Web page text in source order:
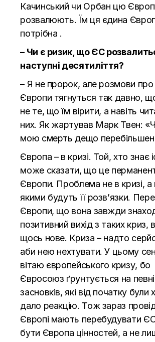
Качинський чи Орбан цю
розвалюють. Їм ця єдина
потрібна .
– Чи є ризик, що ЄС
наступні десятиліття?
– Я не пророк, але розмови
Європи тягнуться так давно,
не те, що їм вірити, а навіть
них. Як жартував Марк Твен:
мою смерть дещо
Європа – в кризі. Той, хто знає
може сказати, що це
Європи. Проблема не в кризі, а
якими будуть її розв’язки.
Європи, що вона завжди
позитивний вихід з таких криз,
щось нове. Криза – надто
аби нею нехтувати. У цьому
вітаю європейського кризу, бо
Євросоюз ґрунтується на
засновків, які від початку
дало реакцію. Тож зараз
Європі мають перебудувати
бути Європа цінностей, а не